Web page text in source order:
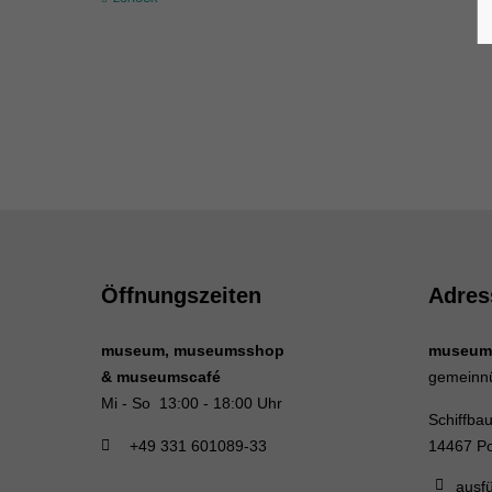
Öffnungszeiten
museum, museumsshop
& museumscafé
Mi - So 13:00 - 18:00 Uhr
+49 331 601089-33
14467